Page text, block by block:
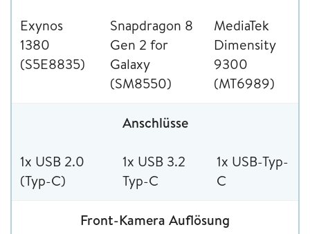
Exynos
1380
(S5E8835)
Snapdragon 8
Gen 2 for
Galaxy
(SM8550)
MediaTek
Dimensity
9300
(MT6989)
Anschlüsse
1x USB 2.0
(Typ-C)
1x USB 3.2
Typ-C
1x USB-Typ-
C
Front-Kamera Auflösung